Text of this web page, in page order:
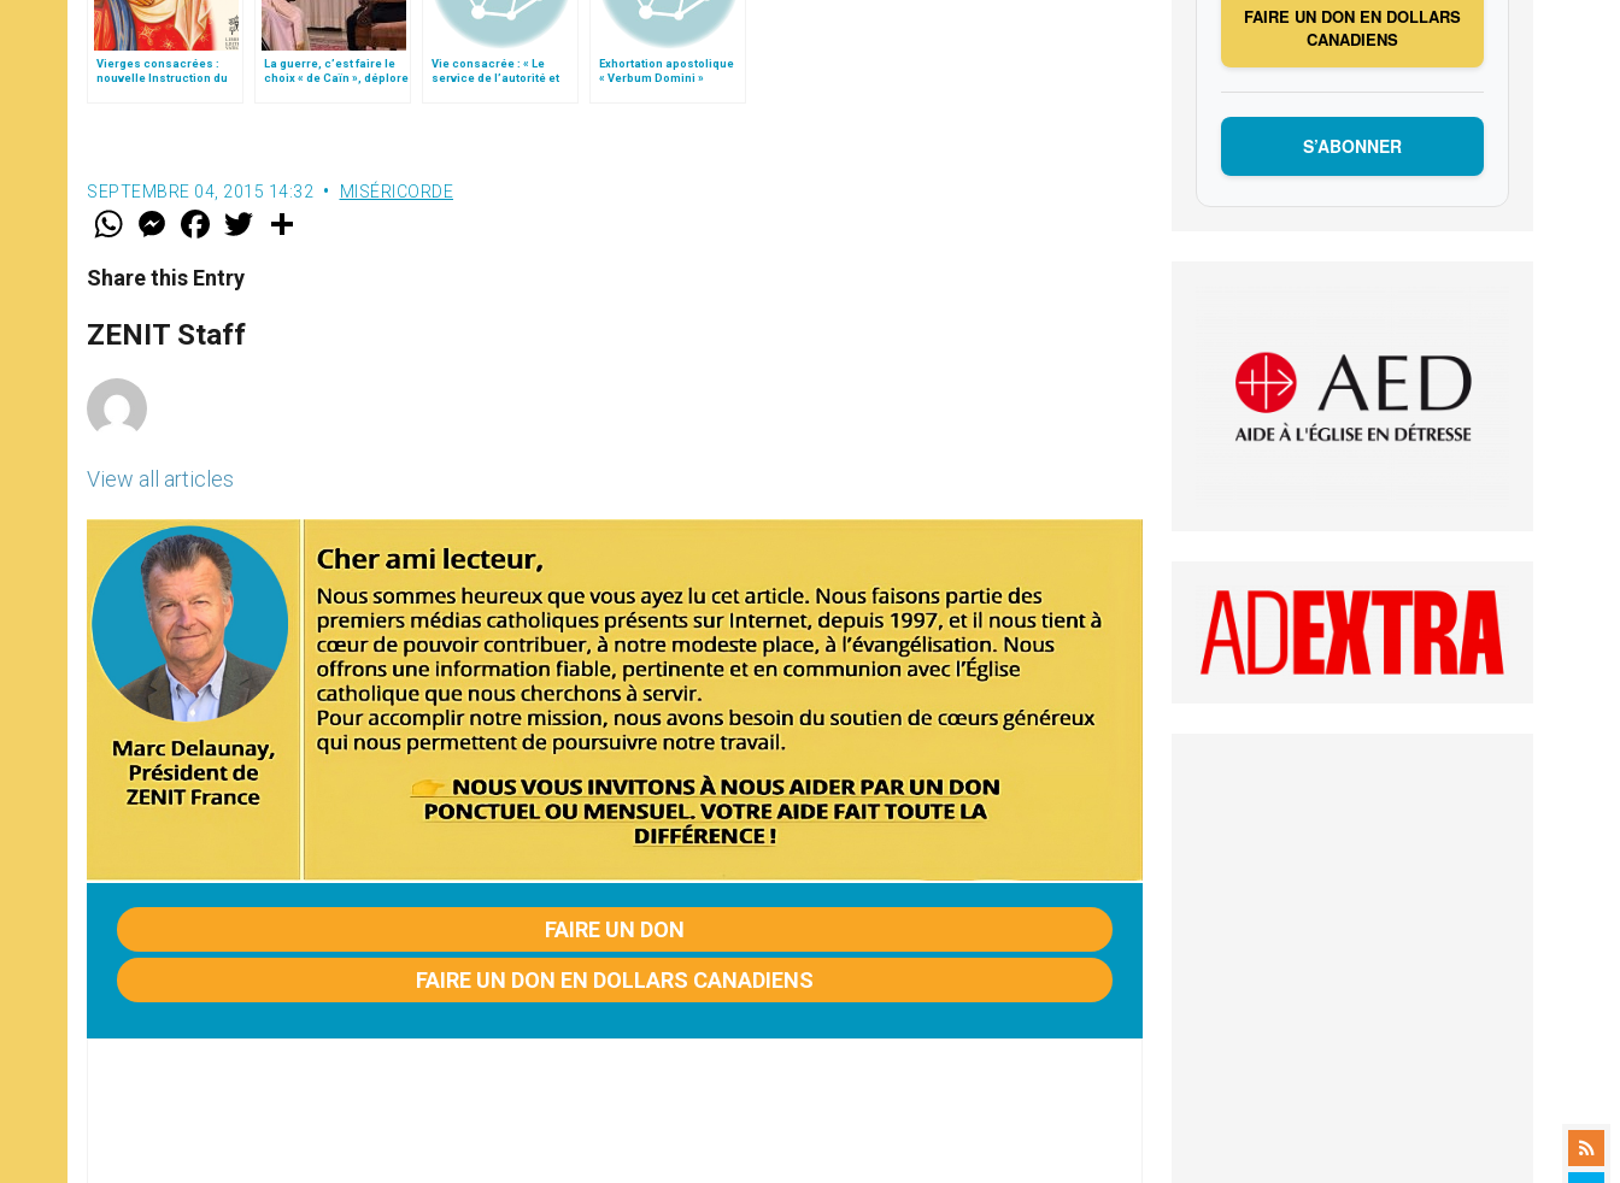
Vierges consacrées :
nouvelle Instruction du
La guerre, c’est faire le
choix « de Caïn », déplore
Vie consacrée : « Le
service de l’autorité et
Exhortation apostolique
« Verbum Domini »
SEPTEMBRE 04, 2015 14:32 MISÉRICORDE
W
t
s
p
p
M
e
s
e
g
e
F
a
e
b
o
k
w
Share this Entry
ZENIT Staff
View all articles
FAIRE UN DON
FAIRE UN DON EN DOLLARS CANADIENS
FAIRE UN DON EN DOLLARS
CANADIENS
S’ABONNER